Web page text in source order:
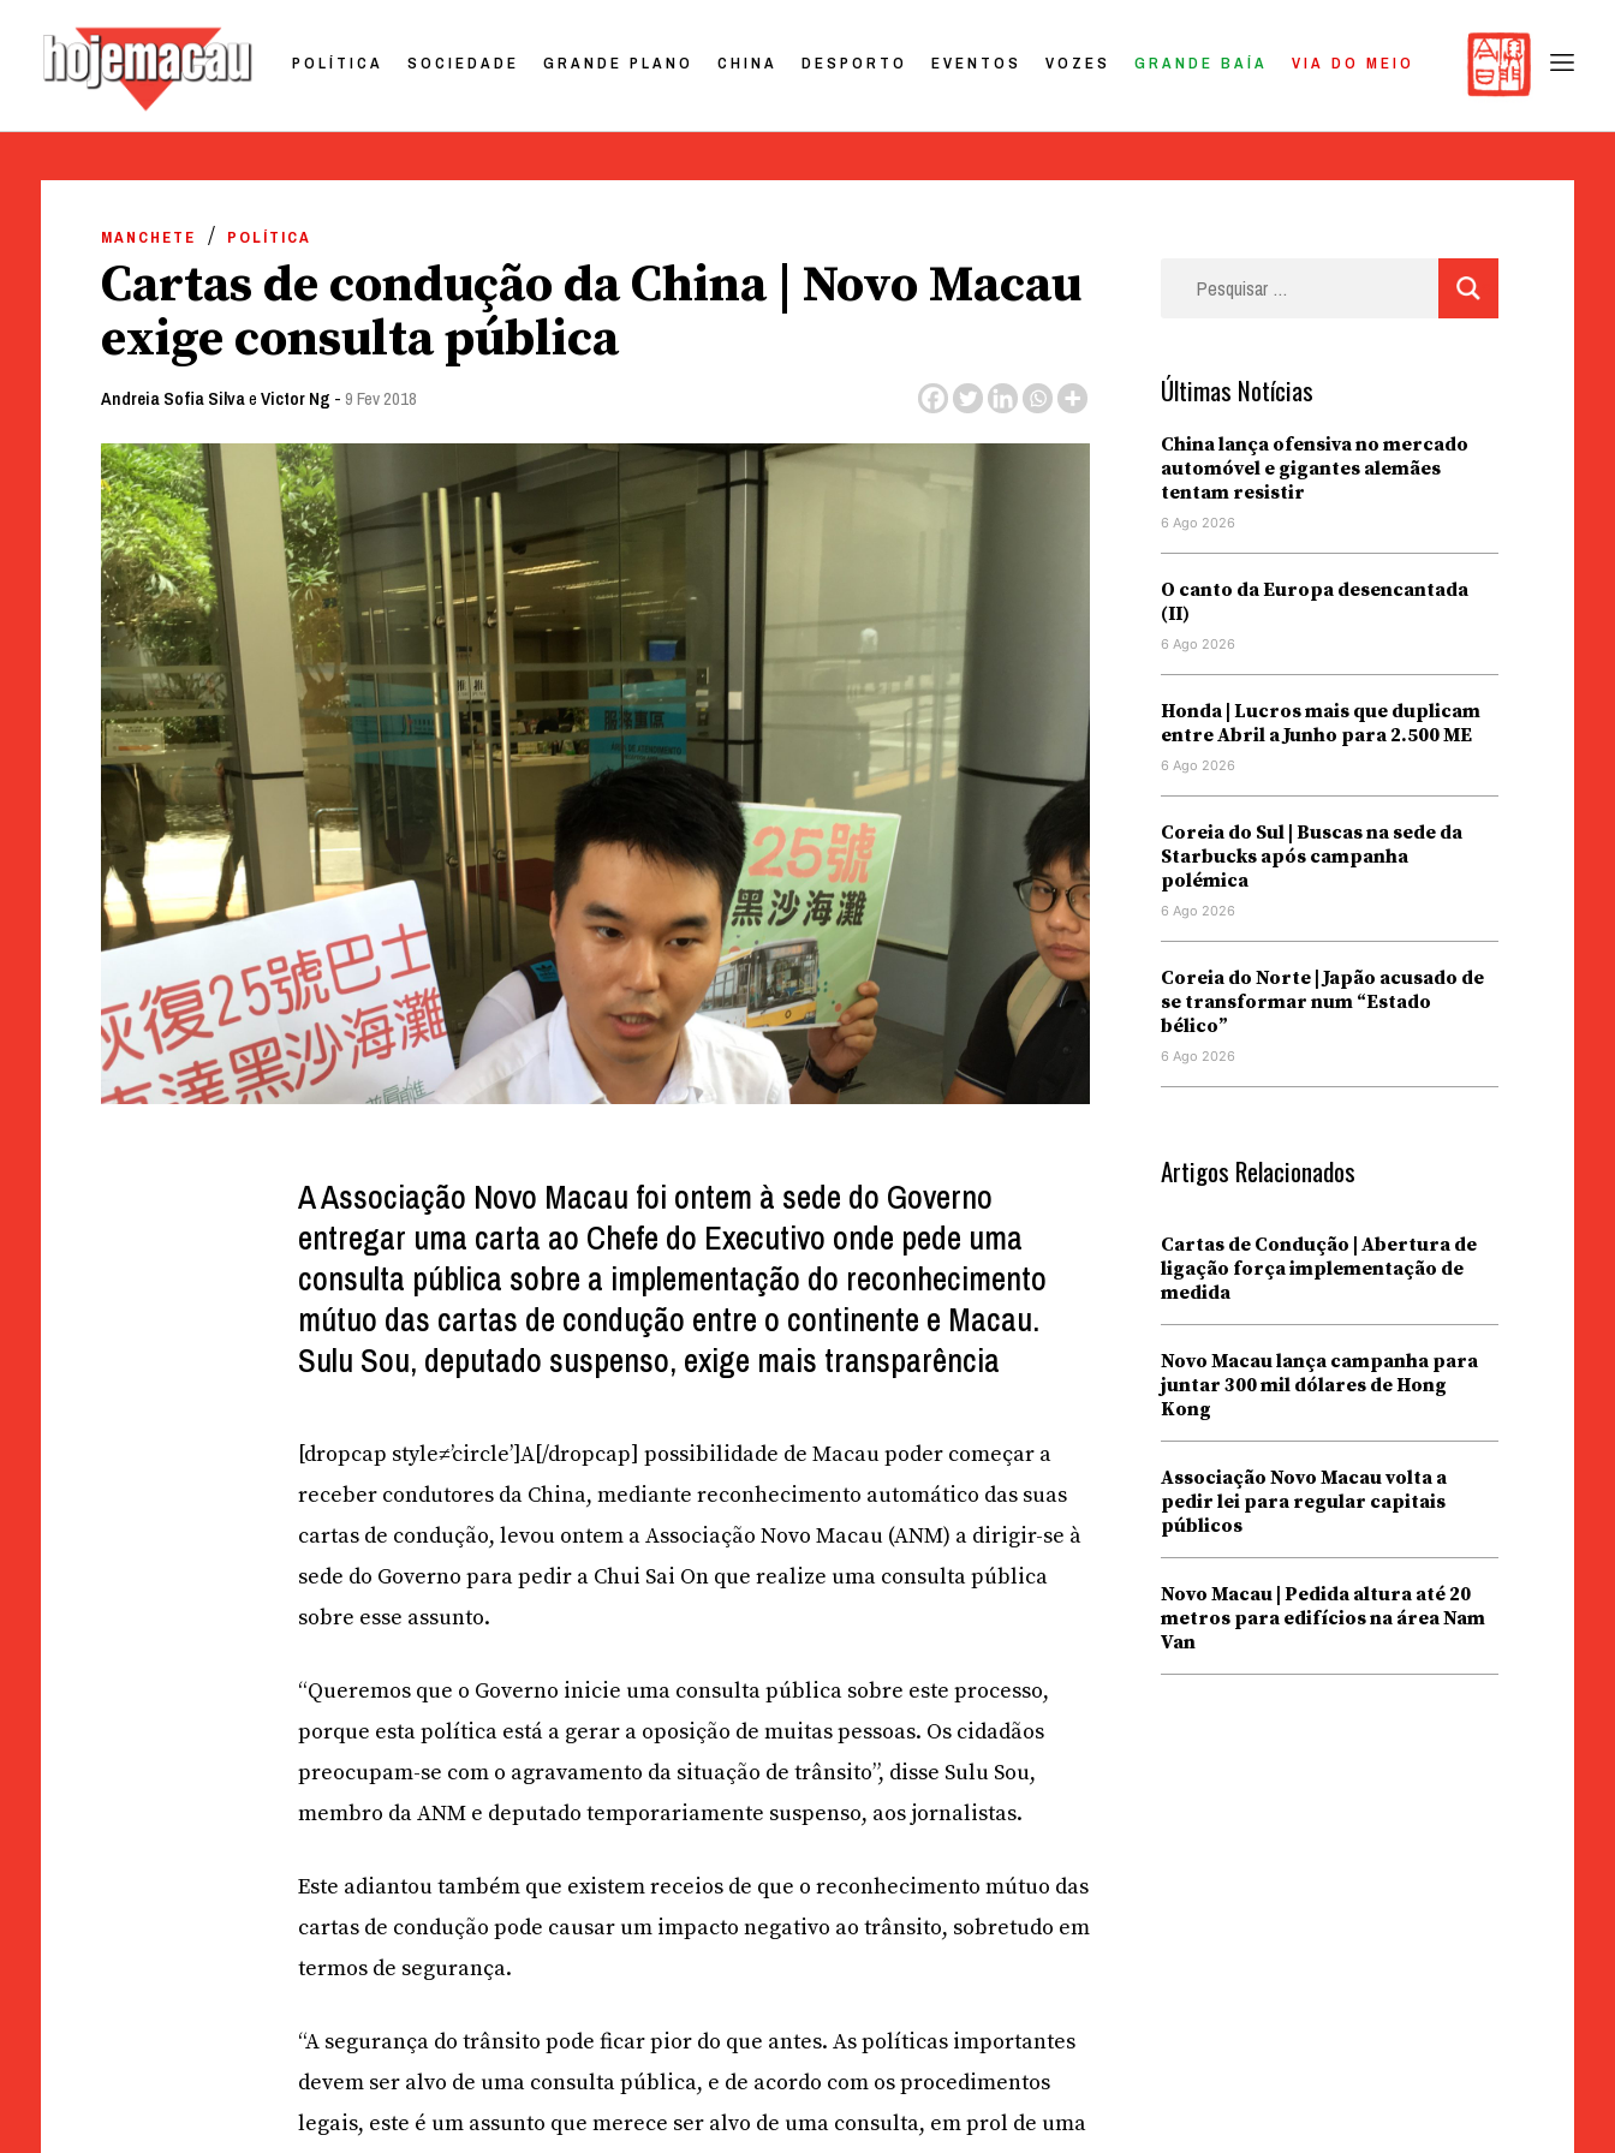
POLÍTICA SOCIEDADE GRANDE PLANO CHINA DESPORTO EVENTOS VOZES GRANDE BAÍA VIA DO MEIO
MANCHETE POLÍTICA
Cartas de condução da China | Novo Macau
exige consulta pública
Andreia Sofia SilvaeVictor Ng - 9 Fev 2018
A Associação Novo Macau foi ontem à sede do Governo
entregar uma carta ao Chefe do Executivo onde pede uma
consulta pública sobre a implementação do reconhecimento
mútuo das cartas de condução entre o continente e Macau.
Sulu Sou, deputado suspenso, exige mais transparência
[dropcap style≠’circle’]A[/dropcap] possibilidade de Macau poder começar a
receber condutores da China, mediante reconhecimento automático das suas
cartas de condução, levou ontem a Associação Novo Macau (ANM) a dirigir-se à
sede do Governo para pedir a Chui Sai On que realize uma consulta pública
sobre esse assunto.
“Queremos que o Governo inicie uma consulta pública sobre este processo,
porque esta política está a gerar a oposição de muitas pessoas. Os cidadãos
preocupam-se com o agravamento da situação de trânsito”, disse Sulu Sou,
membro da ANM e deputado temporariamente suspenso, aos jornalistas.
Este adiantou também que existem receios de que o reconhecimento mútuo das
cartas de condução pode causar um impacto negativo ao trânsito, sobretudo em
termos de segurança.
“A segurança do trânsito pode ficar pior do que antes. As políticas importantes
devem ser alvo de uma consulta pública, e de acordo com os procedimentos
legais, este é um assunto que merece ser alvo de uma consulta, em prol de uma
Últimas Notícias
China lança ofensiva no mercado
automóvel e gigantes alemães
tentam resistir
6 Ago 2026
O canto da Europa desencantada
(II)
6 Ago 2026
Honda | Lucros mais que duplicam
entre Abril a Junho para 2.500 ME
6 Ago 2026
Coreia do Sul | Buscas na sede da
Starbucks após campanha
polémica
6 Ago 2026
Coreia do Norte | Japão acusado de
se transformar num “Estado
bélico”
6 Ago 2026
Artigos Relacionados
Cartas de Condução | Abertura de
ligação força implementação de
medida
Novo Macau lança campanha para
juntar 300 mil dólares de Hong
Kong
Associação Novo Macau volta a
pedir lei para regular capitais
públicos
Novo Macau | Pedida altura até 20
metros para edifícios na área Nam
Van